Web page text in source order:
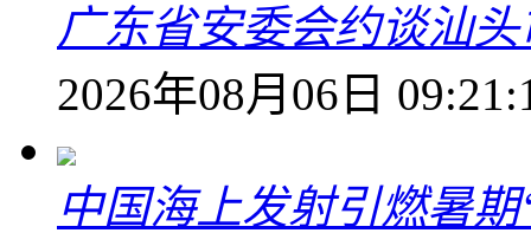
广东省安委会约谈汕
2026年08月06日
中国海上发射引燃暑